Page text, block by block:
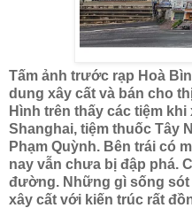
Tấm ảnh trước rạp Hoà
dung xây cất và bán cho
Hình trên thấy các tiệm
Shanghai, tiệm thuốc Tây
Phạm Quỳnh. Bên trái có
nay vẫn chưa bị đập phá.
đường. Những gì sống
xây cất với kiến trúc rất